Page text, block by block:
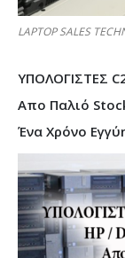
LAPTOP SALES
ΥΠΟΛΟΓΙΣΤΕΣ
Απο Παλιό
Ένα Χρόνο